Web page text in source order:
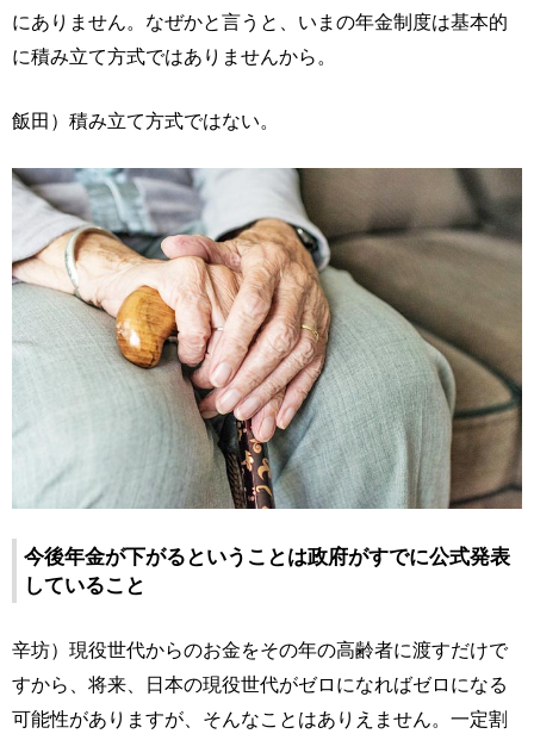
にありません。なぜかと言うと、いまの年金制度は基本的
に積み立て方式ではありませんから。
飯田）積み立て方式ではない。
今後年金が下がるということは政府がすでに公式発表
していること
辛坊）現役世代からのお金をその年の高齢者に渡すだけで
すから、将来、日本の現役世代がゼロになればゼロになる
可能性がありますが、そんなことはありえません。一定割